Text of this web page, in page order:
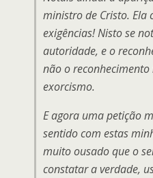
ministro de Cristo. Ela
exigências! Nisto se
autoridade, e o
não o
exorcismo.
E agora uma petição
sentido com estas
muito ousado que o
constatar a verdade,